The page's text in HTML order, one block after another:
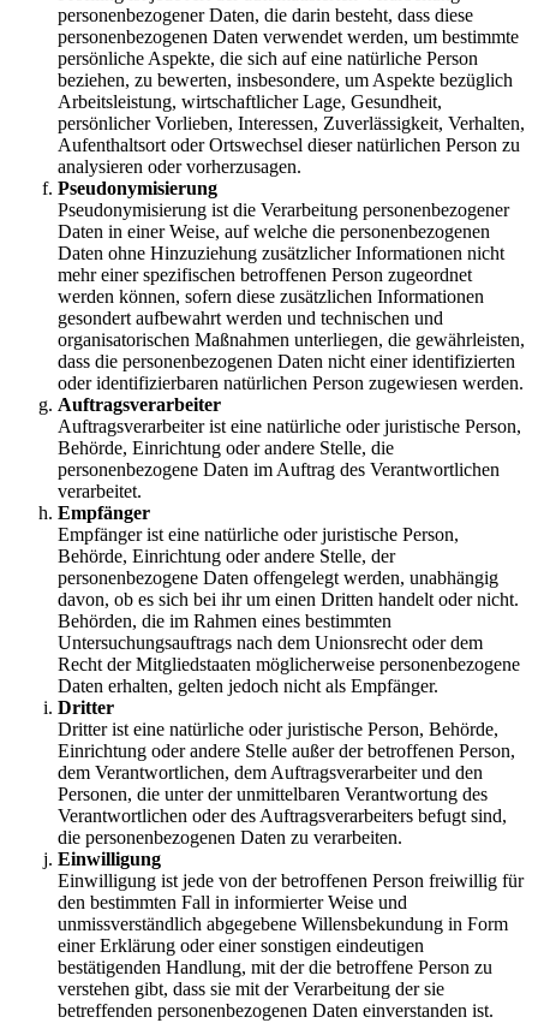
personenbezogener Daten, die darin besteht, dass diese
personenbezogenen Daten verwendet werden, um bestimmte
persönliche Aspekte, die sich auf eine natürliche Person
beziehen, zu bewerten, insbesondere, um Aspekte bezüglich
Arbeitsleistung, wirtschaftlicher Lage, Gesundheit,
persönlicher Vorlieben, Interessen, Zuverlässigkeit, Verhalten,
Aufenthaltsort oder Ortswechsel dieser natürlichen Person zu
analysieren oder vorherzusagen.
Pseudonymisierung
Pseudonymisierung ist die Verarbeitung personenbezogener
Daten in einer Weise, auf welche die personenbezogenen
Daten ohne Hinzuziehung zusätzlicher Informationen nicht
mehr einer spezifischen betroffenen Person zugeordnet
werden können, sofern diese zusätzlichen Informationen
gesondert aufbewahrt werden und technischen und
organisatorischen Maßnahmen unterliegen, die gewährleisten,
dass die personenbezogenen Daten nicht einer identifizierten
oder identifizierbaren natürlichen Person zugewiesen werden.
Auftragsverarbeiter
Auftragsverarbeiter ist eine natürliche oder juristische Person,
Behörde, Einrichtung oder andere Stelle, die
personenbezogene Daten im Auftrag des Verantwortlichen
verarbeitet.
Empfänger
Empfänger ist eine natürliche oder juristische Person,
Behörde, Einrichtung oder andere Stelle, der
personenbezogene Daten offengelegt werden, unabhängig
davon, ob es sich bei ihr um einen Dritten handelt oder nicht.
Behörden, die im Rahmen eines bestimmten
Untersuchungsauftrags nach dem Unionsrecht oder dem
Recht der Mitgliedstaaten möglicherweise personenbezogene
Daten erhalten, gelten jedoch nicht als Empfänger.
Dritter
Dritter ist eine natürliche oder juristische Person, Behörde,
Einrichtung oder andere Stelle außer der betroffenen Person,
dem Verantwortlichen, dem Auftragsverarbeiter und den
Personen, die unter der unmittelbaren Verantwortung des
Verantwortlichen oder des Auftragsverarbeiters befugt sind,
die personenbezogenen Daten zu verarbeiten.
Einwilligung
Einwilligung ist jede von der betroffenen Person freiwillig für
den bestimmten Fall in informierter Weise und
unmissverständlich abgegebene Willensbekundung in Form
einer Erklärung oder einer sonstigen eindeutigen
bestätigenden Handlung, mit der die betroffene Person zu
verstehen gibt, dass sie mit der Verarbeitung der sie
betreffenden personenbezogenen Daten einverstanden ist.